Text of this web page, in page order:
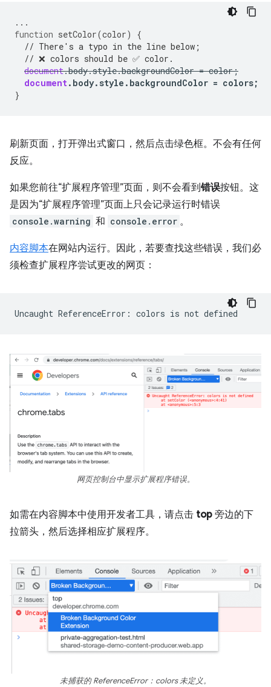
...
function setColor(color)
{
// There's a typo in the line below;
// ❌ colors should be ✅ color.
document.body.style.backgroundColor = color;
document. body. style . backgroundColor = colors;
}
刷新页面，打开弹出式窗口，然后点击绿色框。不会有任何
反应。
如果您前往“扩展程序管理”页面，则不会看到错误按钮。这
是因为“扩展程序管理”页面上只会记录运行时错误
console.warning 和 console.error 。
内容脚本在网站内运行。因此，若要查找这些错误，我们必
须检查扩展程序尝试更改的网页：
Uncaught ReferenceError: colors is not
网页控制台中显示扩展程序错误。
如需在内容脚本中使用开发者工具，请点击 top 旁边的下
拉箭头，然后选择相应扩展程序。
未捕获的 ReferenceError：colors 未定义。